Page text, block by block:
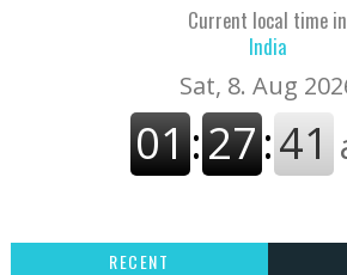
Current local time in
India
RECENT